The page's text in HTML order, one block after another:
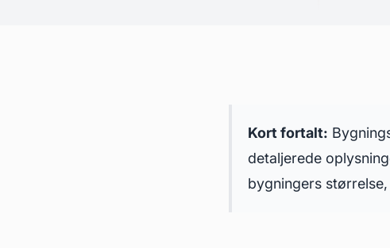
Kort fortalt:
detaljerede
bygningers